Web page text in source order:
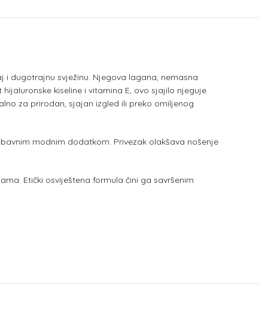
i dugotrajnu svježinu. Njegova lagana, nemasna
kiseline i vitamina E, ovo sjajilo njeguje
za prirodan, sjajan izgled ili preko omiljenog
modnim dodatkom. Privezak olakšava nošenje
Etički osviještena formula čini ga savršenim